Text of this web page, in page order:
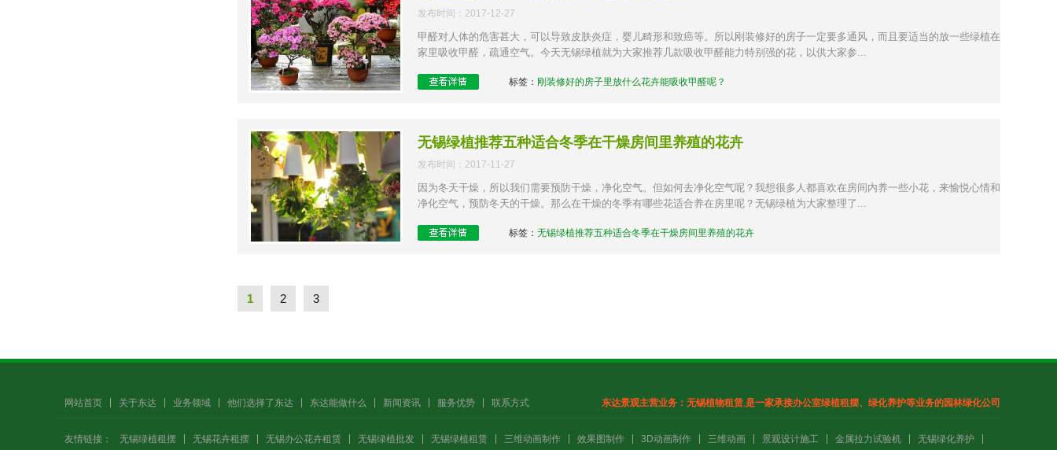
发布时间：2017-12-27
甲醛对人体的危害甚大，可以导致皮肤炎症，婴儿畸形和致癌等。所以刚装修好的房子一定要多通风，而且要适当的放一些绿植在
家里吸收甲醛，疏通空气。今天无锡绿植就为大家推荐几款吸收甲醛能力特别强的花，以供大家参...
标签： 刚装修好的房子里放什么花卉能吸收甲醛呢？
无锡绿植推荐五种适合冬季在干燥房间里养殖的花卉
发布时间：2017-11-27
因为冬天干燥，所以我们需要预防干燥，净化空气。但如何去净化空气呢？我想很多人都喜欢在房间内养一些小花，来愉悦心情和
净化空气，预防冬天的干燥。那么在干燥的冬季有哪些花适合养在房里呢？无锡绿植为大家整理了...
标签： 无锡绿植推荐五种适合冬季在干燥房间里养殖的花卉
1 2 3
网站首页 关于东达 业务领域 他们选择了东达 东达能做什么 新闻资讯 服务优势 联系方式 东达景观主营业务： 无锡植物租赁,是一家承接办公室绿植租摆、绿化养护等业务的园林绿化公司
友情链接： 无锡绿植租摆 无锡花卉租摆 无锡办公花卉租赁 无锡绿植批发 无锡绿植租赁 三维动画制作 效果图制作 3D动画制作 三维动画 景观设计施工 金属拉力试验机 无锡绿化养护